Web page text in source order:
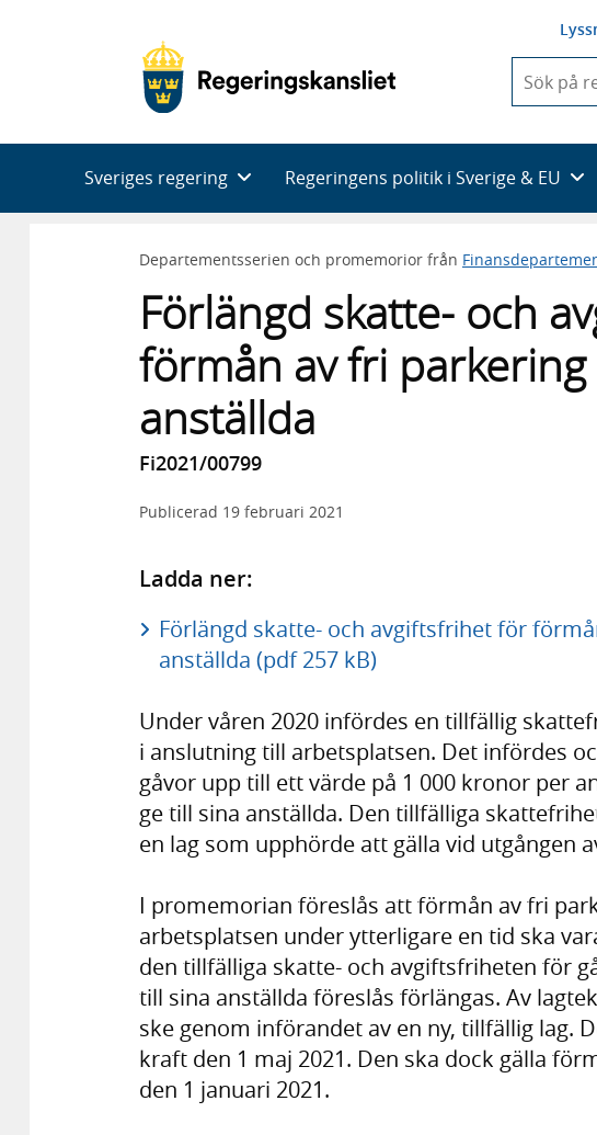
du
skriva
framträder
en
med
Sveriges regering Regeringens politik i Sverige & EU
Departementsserien och promemorior från
Förlängd skatte- och
förmån av fri parkering
anställda
Fi2021/00799
Publicerad 19 februari 2021
Ladda ner:
Förlängd skatte- och avgiftsfrihet för
anställda (pdf 257 kB)
Under våren 2020 infördes en tillfällig
i anslutning till arbetsplatsen. Det infördes
gåvor upp till ett värde på 1 000 kronor per
ge till sina anställda. Den tillfälliga
en lag som upphörde att gälla vid utgången
I promemorian föreslås att förmån av fri
arbetsplatsen under ytterligare en tid ska
den tillfälliga skatte- och avgiftsfriheten för
till sina anställda föreslås förlängas. Av
ske genom införandet av en ny, tillfällig lag.
kraft den 1 maj 2021. Den ska dock gälla
den 1 januari 2021.